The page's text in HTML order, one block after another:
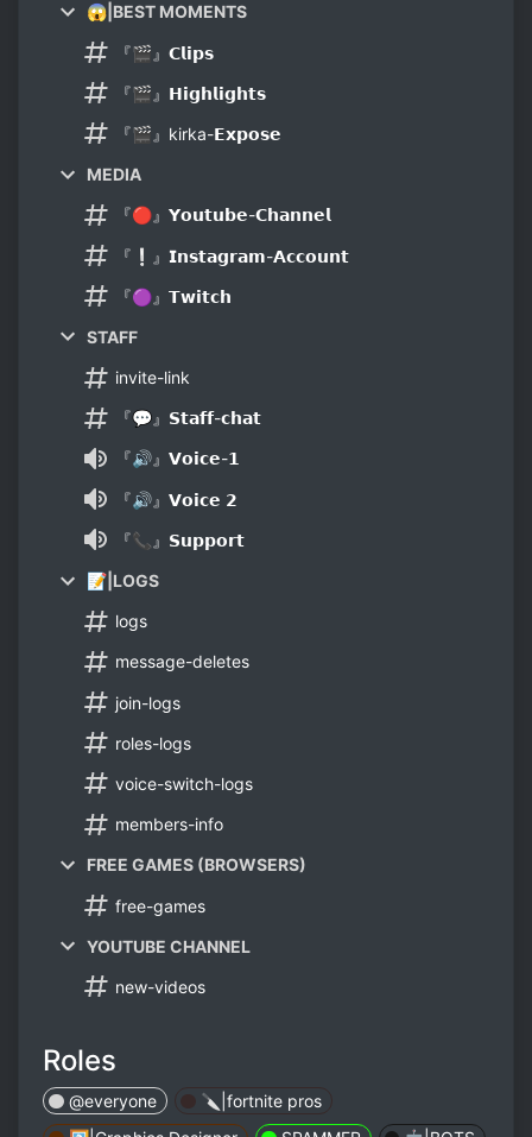
😱|BEST MOMENTS
『🎬』𝗖𝗹𝗶𝗽𝘀
『🎬』𝗛𝗶𝗴𝗵𝗹𝗶𝗴𝗵𝘁𝘀
『🎬』kirka-𝗘𝘅𝗽𝗼𝘀𝗲
MEDIA
『🔴』𝗬𝗼𝘂𝘁𝘂𝗯𝗲-𝗖𝗵𝗮𝗻𝗻𝗲𝗹
『❕』𝗜𝗻𝘀𝘁𝗮𝗴𝗿𝗮𝗺-𝗔𝗰𝗰𝗼𝘂𝗻𝘁
『🟣』𝗧𝘄𝗶𝘁𝗰𝗵
STAFF
invite-link
『💬』𝗦𝘁𝗮𝗳𝗳-𝗰𝗵𝗮𝘁
『🔊』𝗩𝗼𝗶𝗰𝗲-𝟭
『🔊』𝗩𝗼𝗶𝗰𝗲 𝟮
『📞』𝗦𝘂𝗽𝗽𝗼𝗿𝘁
📝|LOGS
logs
message-deletes
join-logs
roles-logs
voice-switch-logs
members-info
FREE GAMES (BROWSERS)
free-games
YOUTUBE CHANNEL
new-videos
Roles
@everyone
🔪|fortnite pros